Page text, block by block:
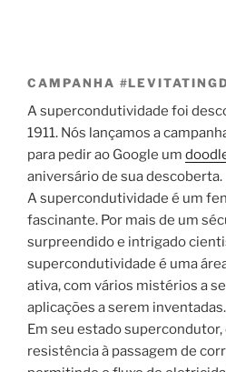
CAMPANHA
A supercondutividade foi
1911. Nós lançamos a
para pedir ao Google um
aniversário de sua descoberta.
A supercondutividade é um
fascinante. Por mais de um
surpreendido e intrigado
supercondutividade é uma
ativa, com vários mistérios a
aplicações a serem inventadas.
Em seu estado
resistência à passagem de